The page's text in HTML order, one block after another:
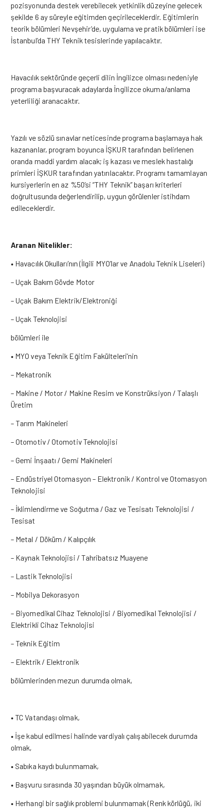
pozisyonunda destek verebilecek yetkinlik düzeyine gelecek
şekilde 6 ay süreyle eğitimden geçirileceklerdir. Eğitimlerin
teorik bölümleri Nevşehir’de, uygulama ve pratik bölümleri ise
İstanbul’da THY Teknik tesislerinde yapılacaktır.
Havacılık sektöründe geçerli dilin İngilizce olması nedeniyle
programa başvuracak adaylarda İngilizce okuma/anlama
yeterliliği aranacaktır.
Yazılı ve sözlü sınavlar neticesinde programa başlamaya hak
kazananlar, program boyunca İŞKUR tarafından belirlenen
oranda maddi yardım alacak; iş kazası ve meslek hastalığı
primleri İŞKUR tarafından yatırılacaktır. Programı tamamlayan
kursiyerlerin en az %50’si “THY Teknik” başarı kriterleri
doğrultusunda değerlendirilip, uygun görülenler istihdam
edileceklerdir.
Aranan Nitelikler:
• Havacılık Okulları’nın (İlgili MYO’lar ve Anadolu Teknik Liseleri)
– Uçak Bakım Gövde Motor
– Uçak Bakım Elektrik/Elektroniği
– Uçak Teknolojisi
bölümleri ile
• MYO veya Teknik Eğitim Fakülteleri’nin
– Mekatronik
– Makine / Motor / Makine Resim ve Konstrüksiyon / Talaşlı
Üretim
– Tarım Makineleri
– Otomotiv / Otomotiv Teknolojisi
– Gemi İnşaatı / Gemi Makineleri
– Endüstriyel Otomasyon – Elektronik / Kontrol ve Otomasyon
Teknolojisi
– İklimlendirme ve Soğutma / Gaz ve Tesisatı Teknolojisi /
Tesisat
– Metal / Döküm / Kalıpçılık
– Kaynak Teknolojisi / Tahribatsız Muayene
– Lastik Teknolojisi
– Mobilya Dekorasyon
– Biyomedikal Cihaz Teknolojisi / Biyomedikal Teknolojisi /
Elektrikli Cihaz Teknolojisi
– Teknik Eğitim
– Elektrik / Elektronik
bölümlerinden mezun durumda olmak,
• TC Vatandaşı olmak,
• İşe kabul edilmesi halinde vardiyalı çalışabilecek durumda
olmak,
• Sabıka kaydı bulunmamak,
• Başvuru sırasında 30 yaşından büyük olmamak,
• Herhangi bir sağlık problemi bulunmamak (Renk körlüğü, iki